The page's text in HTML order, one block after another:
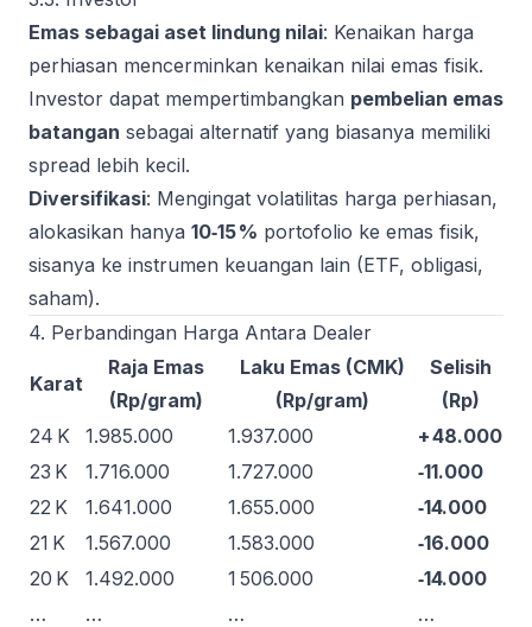
Emas sebagai aset lindung nilai: Kenaikan harga
perhiasan mencerminkan kenaikan nilai emas fisik.
Investor dapat mempertimbangkan pembelian emas
batangan sebagai alternatif yang biasanya memiliki
spread lebih kecil.
Diversifikasi: Mengingat volatilitas harga perhiasan,
alokasikan hanya 10‑15 % portofolio ke emas fisik,
sisanya ke instrumen keuangan lain (ETF, obligasi,
saham).
4. Perbandingan Harga Antara Dealer
Karat
Raja Emas
(Rp/gram)
Laku Emas (CMK)
(Rp/gram)
Selisih
(Rp)
24 K
1.985.000 1.937.000
+ 48.000
23 K
1.716.000 1.727.000
‑11.000
22 K
1.641.000 1.655.000
‑14.000
21 K
1.567.000 1.583.000
‑16.000
20 K
1.492.000 1 506.000
‑14.000
…
… …
…